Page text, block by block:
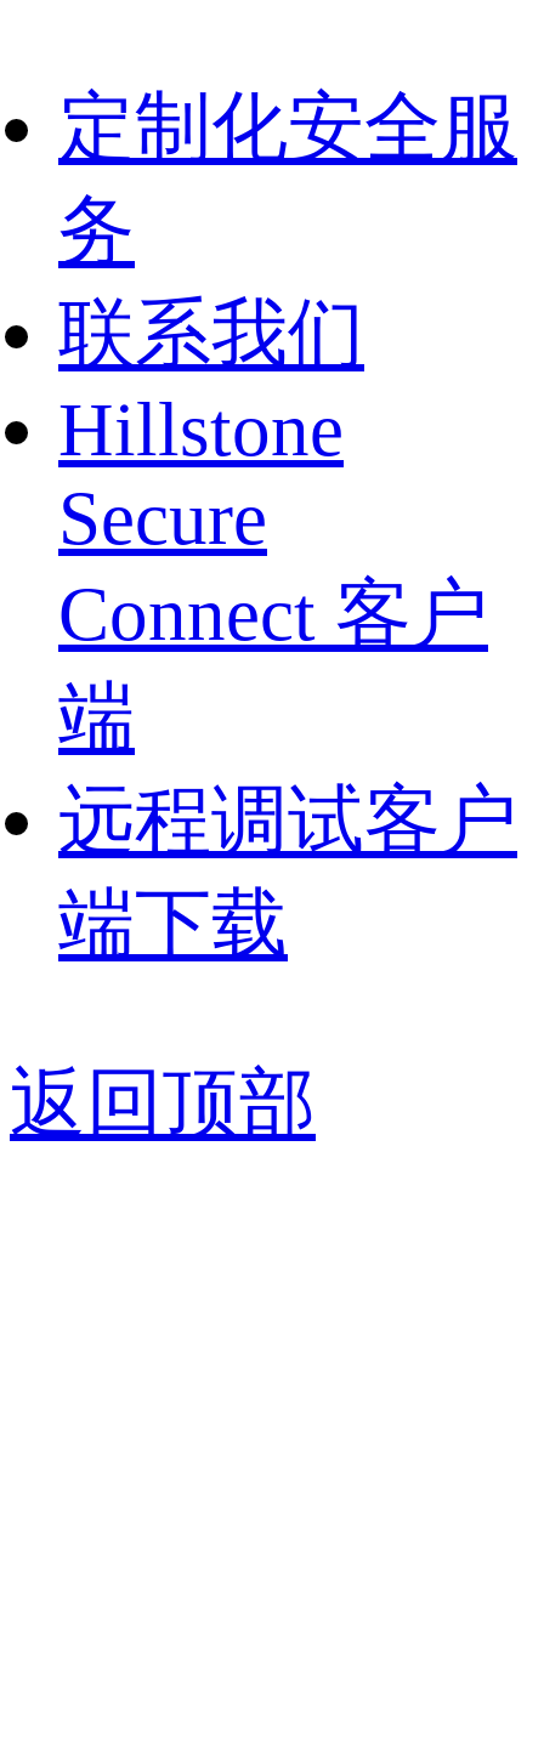
定制化安全服
务
联系我们
Hillstone
Secure
Connect 客户
端
远程调试客户
端下载
返回顶部